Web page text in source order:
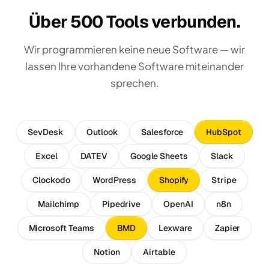
Über 500 Tools verbunden.
Wir programmieren keine neue Software — wir
lassen Ihre vorhandene Software miteinander
sprechen.
SevDesk Outlook Salesforce HubSpot
Excel DATEV Google Sheets Slack
Clockodo WordPress Shopify Stripe
Mailchimp Pipedrive OpenAI n8n
Microsoft Teams BMD Lexware Zapier
Notion Airtable